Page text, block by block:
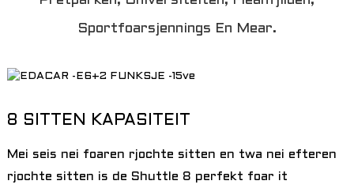
Sportfoarsjennings En Mear.
8 SITTEN KAPASITEIT
Mei seis nei foaren rjochte sitten en twa nei efteren
rjochte sitten is de Shuttle 8 perfekt foar it